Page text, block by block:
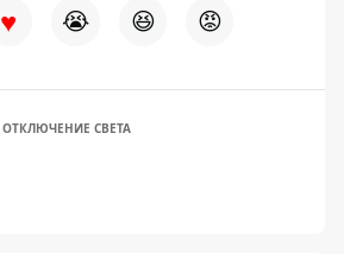
♥ 😭 😆 😡
ОТКЛЮЧЕНИЕ СВЕТА